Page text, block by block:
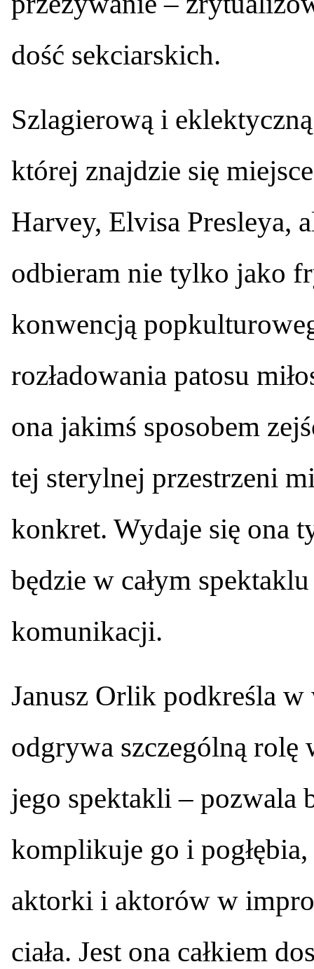
dość sekciarskich.
Szlagierową i
której znajdzie się
Harvey, Elvisa Presleya,
odbieram nie tylko jako
konwencją
rozładowania patosu
ona jakimś sposobem
tej sterylnej przestrzeni
konkret. Wydaje się ona
będzie w całym
komunikacji.
Janusz Orlik podkreśla
odgrywa szczególną
jego spektakli – pozwala
komplikuje go i
aktorki i aktorów w
ciała. Jest ona całkiem